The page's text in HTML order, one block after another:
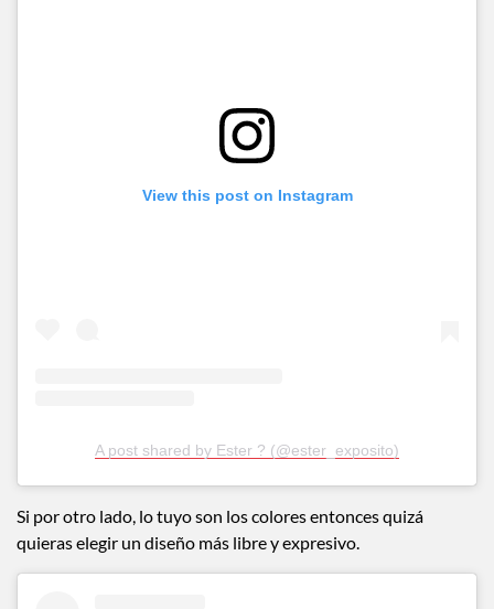
View this post on Instagram
A post shared by Ester ? (@ester_exposito)
Si por otro lado, lo tuyo son los colores entonces quizá
quieras elegir un diseño más libre y expresivo.